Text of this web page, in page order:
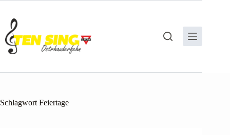
springen
Schlagwort Feiertage